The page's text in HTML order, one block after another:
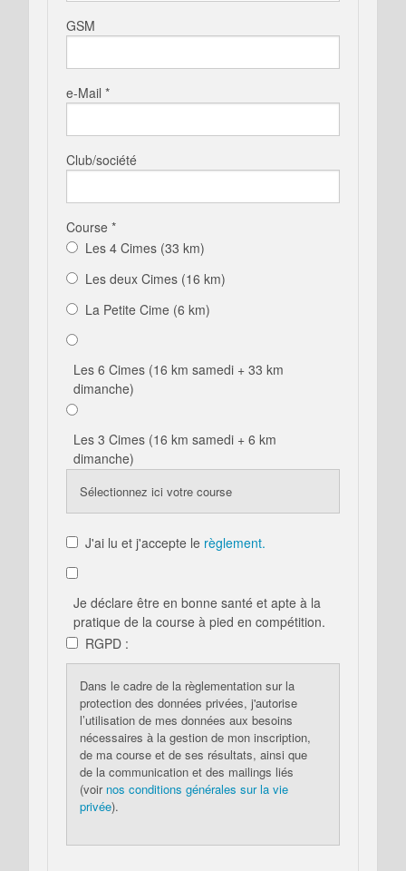
GSM
e-Mail *
Club/société
Course *
Les 4 Cimes (33 km)
Les deux Cimes (16 km)
La Petite Cime (6 km)
Les 6 Cimes (16 km samedi + 33 km
dimanche)
Les 3 Cimes (16 km samedi + 6 km
dimanche)
Sélectionnez ici votre course
J'ai lu et j'accepte le règlement.
Je déclare être en bonne santé et apte à la
pratique de la course à pied en compétition.
RGPD :
Dans le cadre de la règlementation sur la
protection des données privées, j'autorise
l’utilisation de mes données aux besoins
nécessaires à la gestion de mon inscription,
de ma course et de ses résultats, ainsi que
de la communication et des mailings liés
(voir nos conditions générales sur la vie
privée).